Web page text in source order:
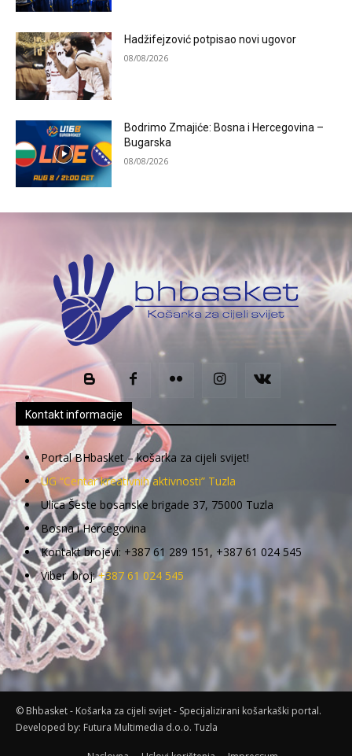
Hadžifejzović potpisao novi ugovor
08/08/2026
Bodrimo Zmajiće: Bosna i Hercegovina –
Bugarska
08/08/2026
Kontakt informacije
Portal BHbasket – košarka za cijeli svijet!
UG “Centar kreativnih aktivnosti” Tuzla
Ulica Šeste bosanske brigade 37, 75000 Tuzla
Bosna i Hercegovina
Kontakt brojevi: +387 61 289 151, +387 61 024 545
Viber broj:+387 61 024 545
© Bhbasket - Košarka za cijeli svijet - Specijalizirani košarkaški portal.
Developed by: Futura Multimedia d.o.o. Tuzla